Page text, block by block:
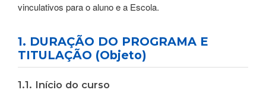
vinculativos para o aluno e a Escola.
1. DURAÇÃO DO PROGRAMA E
TITULAÇÃO (Objeto)
1.1. Início do curso